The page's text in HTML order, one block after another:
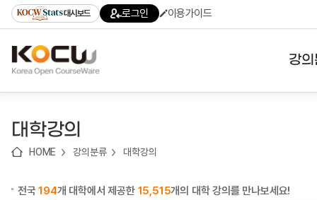
기
기
기
content)
가
대시보드 로그인 이용가이드
강
대학강의
HOME 강의분류 대학강의
전국194개 대학에서 제공한 15,515개의 대학 강의를 만나보세요!